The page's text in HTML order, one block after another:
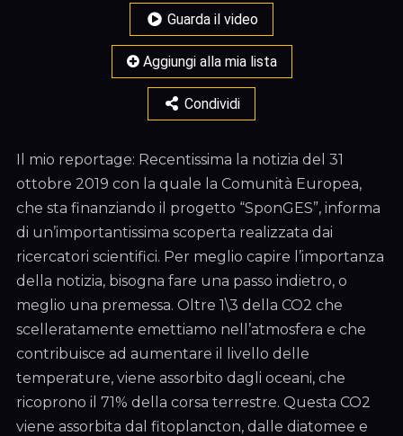
Guarda il video
Aggiungi alla mia lista
Condividi
Il mio reportage: Recentissima la notizia del 31
ottobre 2019 con la quale la Comunità Europea,
che sta finanziando il progetto “SponGES”, informa
di un’importantissima scoperta realizzata dai
ricercatori scientifici. Per meglio capire l’importanza
della notizia, bisogna fare una passo indietro, o
meglio una premessa. Oltre 1\3 della CO2 che
scelleratamente emettiamo nell’atmosfera e che
contribuisce ad aumentare il livello delle
temperature, viene assorbito dagli oceani, che
ricoprono il 71% della corsa terrestre. Questa CO2
viene assorbita dal fitoplancton, dalle diatomee e